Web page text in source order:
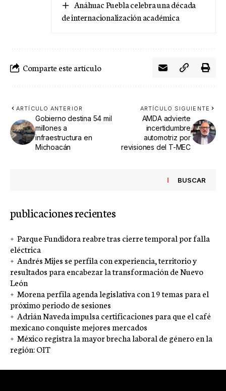
Anáhuac Puebla celebra una década
de internacionalización académica
Comparte este artículo
ARTÍCULO ANTERIOR
Gobierno destina 54 mil
millones a
infraestructura en
Michoacán
ARTÍCULO SIGUIENTE
AMDA advierte
incertidumbre
automotriz por
revisiones del T-MEC
BUSCAR
publicaciones recientes
Parque Fundidora reabre tras cierre temporal por falla
eléctrica
Andrés Mijes se perfila con experiencia, territorio y
resultados para encabezar la transformación de Nuevo
León
Morena perfila agenda legislativa con 19 temas para el
próximo periodo de sesiones
Adrián Naveda impulsa certificaciones para que el café
mexicano conquiste mejores mercados
México registra la mayor brecha laboral de género en la
región: OIT